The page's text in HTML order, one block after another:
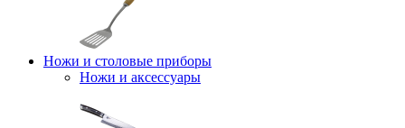
Ножи и столовые приборы
Ножи и аксессуары